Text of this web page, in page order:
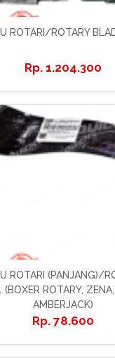
ROTARI/ROTARY
1.204.300
ROTARI (PANJANG)/
(BOXER ROTARY,
AMBERJACK)
78.600